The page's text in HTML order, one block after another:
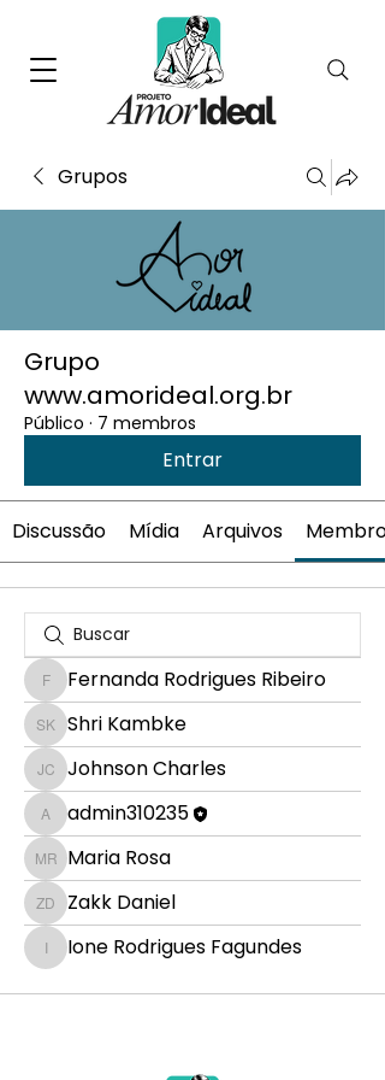
Grupos
Grupo
www.amorideal.org.br
Público · 7 membros
Entrar
Discussão Mídia Arquivos Membros
Fernanda Rodrigues Ribeiro
Fernanda Rodrigues Ribeiro
Shri Kambke
Shri Kambke
Johnson Charles
Johnson Charles
admin310235
admin310235
Maria Rosa
Maria Rosa
Zakk Daniel
Zakk Daniel
Ione Rodrigues Fagundes
Ione Rodrigues Fagundes